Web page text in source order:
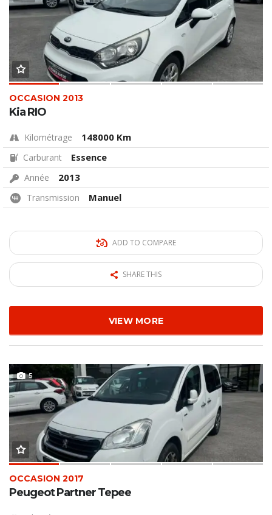
OCCASION 2013
Kia RIO
Kilométrage 148000 Km
Carburant Essence
Année 2013
Transmission Manuel
ADD TO COMPARE
SHARE THIS
VIEW MORE
5
OCCASION 2017
Peugeot Partner Tepee